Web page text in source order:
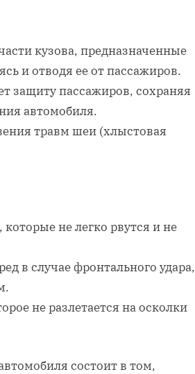
кузова, предназначенные
и отводя ее от пассажиров.
защиту пассажиров, сохраняя
автомобиля.
травм шеи (хлыстовая
не легко рвутся и не
в случае фронтального удара,
не разлетается на осколки
состоит в том,